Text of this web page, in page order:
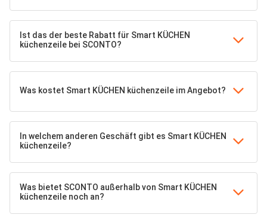
Ist das der beste Rabatt für Smart KÜCHEN
küchenzeile bei SCONTO?
Was kostet Smart KÜCHEN küchenzeile im Angebot?
In welchem anderen Geschäft gibt es Smart KÜCHEN
küchenzeile?
Was bietet SCONTO außerhalb von Smart KÜCHEN
küchenzeile noch an?